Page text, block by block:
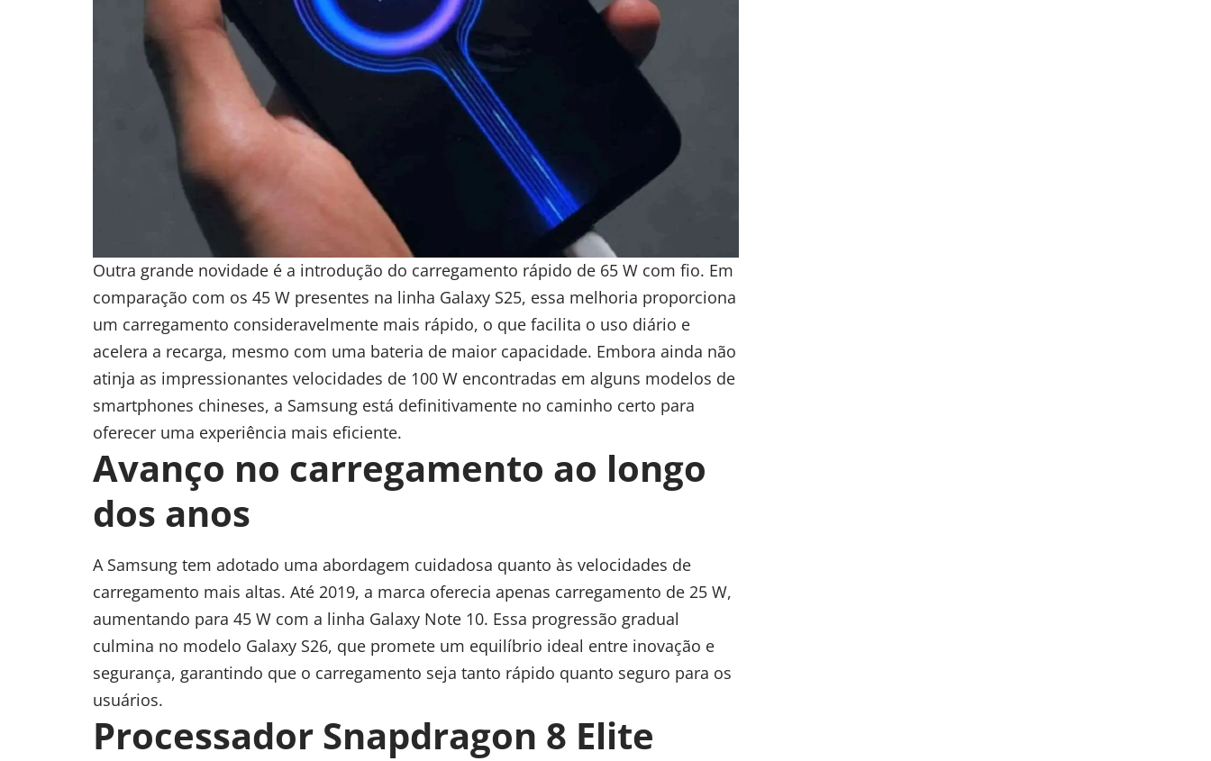
Outra grande novidade é a introdução do carregamento rápido de 65 W com fio. Em
comparação com os 45 W presentes na linha Galaxy S25, essa melhoria proporciona
um carregamento consideravelmente mais rápido, o que facilita o uso diário e
acelera a recarga, mesmo com uma bateria de maior capacidade. Embora ainda não
atinja as impressionantes velocidades de 100 W encontradas em alguns modelos de
smartphones chineses, a Samsung está definitivamente no caminho certo para
oferecer uma experiência mais eficiente.
Avanço no carregamento ao longo
dos anos
A Samsung tem adotado uma abordagem cuidadosa quanto às velocidades de
carregamento mais altas. Até 2019, a marca oferecia apenas carregamento de 25 W,
aumentando para 45 W com a linha Galaxy Note 10. Essa progressão gradual
culmina no modelo Galaxy S26, que promete um equilíbrio ideal entre inovação e
segurança, garantindo que o carregamento seja tanto rápido quanto seguro para os
usuários.
Processador Snapdragon 8 Elite